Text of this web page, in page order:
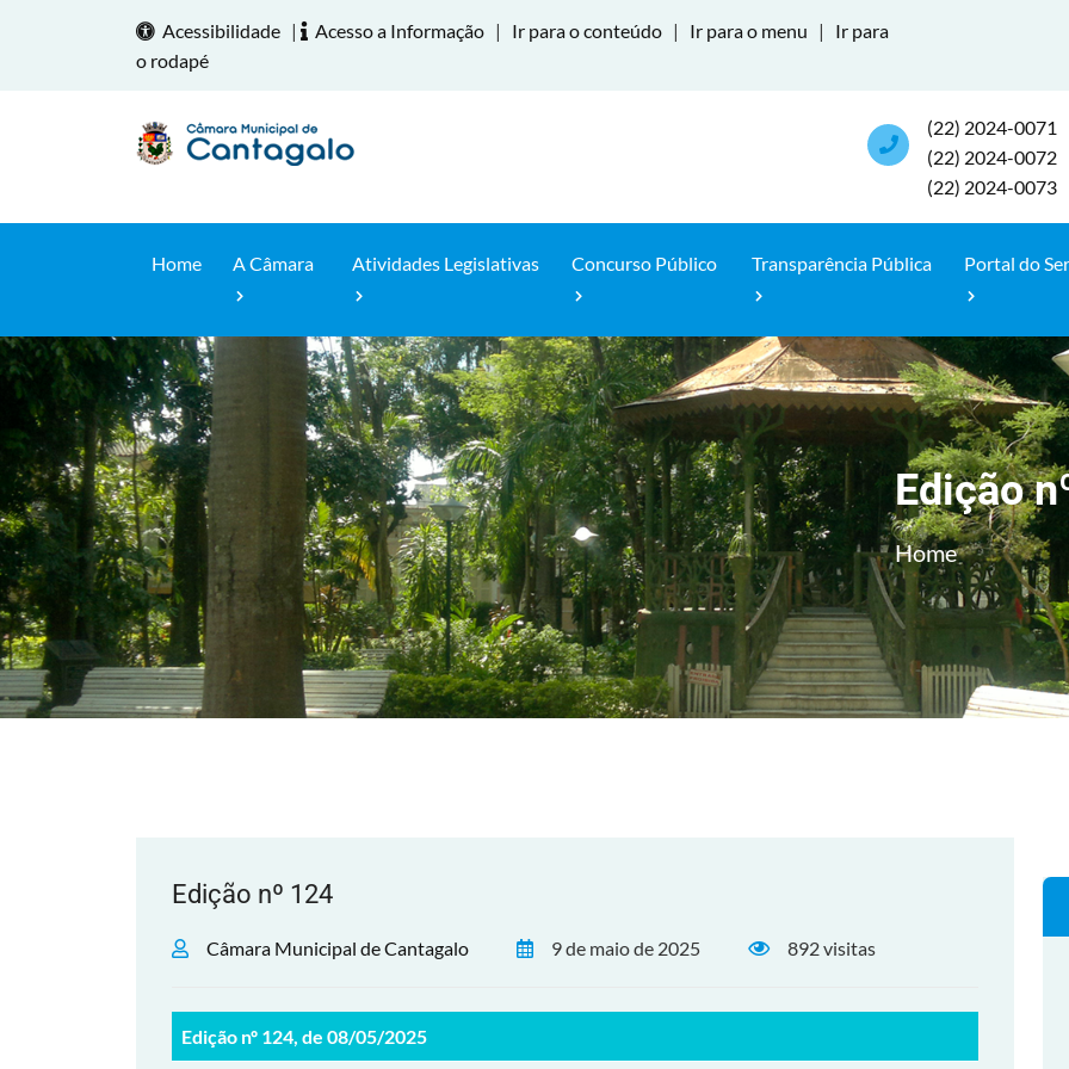
Acessibilidade | Acesso a Informação | Ir para o conteúdo | Ir para o menu |
Ir para
o rodapé
(22) 2024-0071
(22) 2024-0072
(22) 2024-0073
Home A Câmara Atividades Legislativas Concurso Público Transparência Pública Portal do
Edição
Home
Edição nº 124
Câmara Municipal de Cantagalo 9 de maio de 2025 892 visitas
Edição nº 124, de 08/05/2025